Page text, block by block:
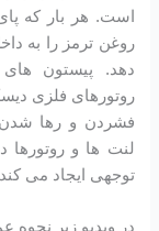
است. هر بار که پای
روغن ترمز را به
دهد. پیستون های
روتورهای فلزی
فشردن و رها شدن
لنت ها و روتورها
توجهی ایجاد می کند.
در ویدیو زیر نحوه